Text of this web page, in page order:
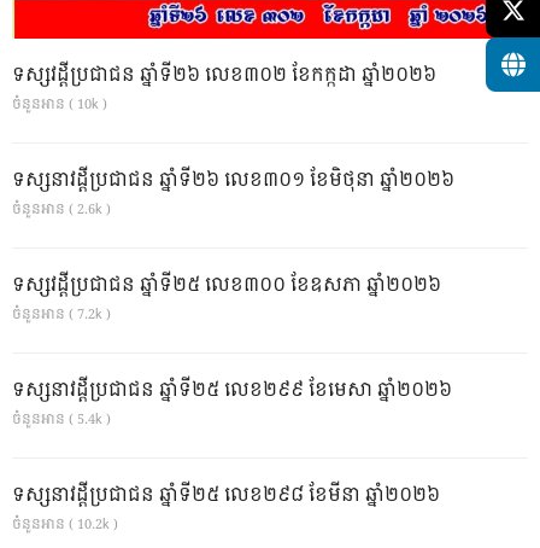
ទស្សវដ្តីប្រជាជន ឆ្នាំទី២៦ លេខ៣០២ ខែកក្កដា ឆ្នាំ២០២៦
ចំនួនអាន ( 10k )
ទស្សនាវដ្ដីប្រជាជន ឆ្នាំទី២៦ លេខ៣០១ ខែមិថុនា ឆ្នាំ២០២៦
ចំនួនអាន ( 2.6k )
ទស្សវដ្តីប្រជាជន ឆ្នាំទី២៥ លេខ៣០០ ខែឧសភា ឆ្នាំ២០២៦
ចំនួនអាន ( 7.2k )
ទស្សនាវដ្ដីប្រជាជន ឆ្នាំទី២៥ លេខ២៩៩ ខែមេសា ឆ្នាំ២០២៦
ចំនួនអាន ( 5.4k )
ទស្សនាវដ្ដីប្រជាជន ឆ្នាំទី២៥ លេខ២៩៨ ខែមីនា ឆ្នាំ២០២៦
ចំនួនអាន ( 10.2k )